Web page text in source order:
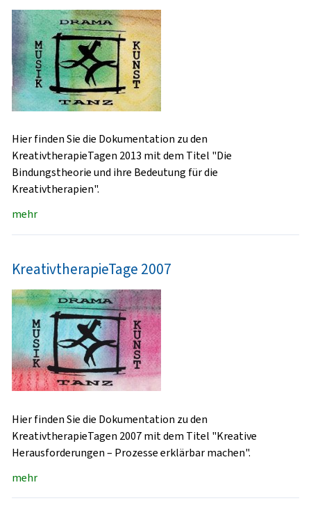
Hier finden Sie die Dokumentation zu den
KreativtherapieTagen 2013 mit dem Titel "Die
Bindungstheorie und ihre Bedeutung für die
Kreativtherapien".
mehr
KreativtherapieTage 2007
Hier finden Sie die Dokumentation zu den
KreativtherapieTagen 2007 mit dem Titel "Kreative
Herausforderungen – Prozesse erklärbar machen".
mehr